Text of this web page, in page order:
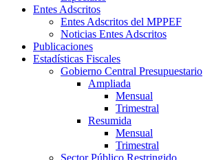
Entes Adscritos
Entes Adscritos del MPPEF
Noticias Entes Adscritos
Publicaciones
Estadísticas Fiscales
Gobierno Central Presupuestario
Ampliada
Mensual
Trimestral
Resumida
Mensual
Trimestral
Sector Público Restringido